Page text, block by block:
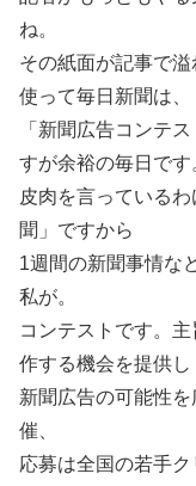
ね。
その紙面が記事で
使って毎日新聞は、
「新聞広告コンテ
すが余裕の毎日です
皮肉を言っている
聞」ですから
1週間の新聞事情な
私が。
コンテストです。
作する機会を提供し
新聞広告の可能性
催、
応募は全国の若手ク